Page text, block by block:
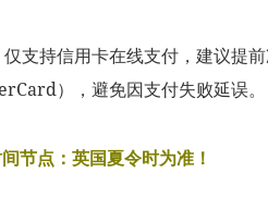
仅支持信用卡在线支付，建议提
），避免因支付失败延误。
节点：英国夏令时为准！​